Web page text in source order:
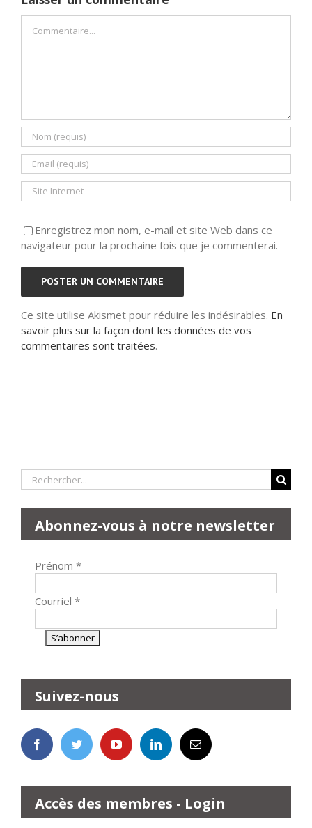
Enregistrez mon nom, e-mail et site Web dans ce
navigateur pour la prochaine fois que je commenterai.
Ce site utilise Akismet pour réduire les indésirables. En
savoir plus sur la façon dont les données de vos
commentaires sont traitées.
Rechercher:
Abonnez-vous à notre newsletter
Prénom *
Courriel *
Suivez-nous
Accès des membres - Login